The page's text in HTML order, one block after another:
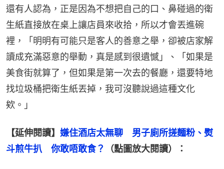
還有人認為，正是因為不想把自己的口、鼻碰過的衛
生紙直接放在桌上讓店員來收拾，所以才會丟進碗
裡，「明明有可能只是客人的善意之舉，卻被店家解
讀成充滿惡意的舉動，真是感到很遺憾」、「如果是
美食街就算了，但如果是第一次去的餐廳，還要特地
找垃圾桶把衛生紙丟掉，我可沒聽說過這種文化
欸。」
【延伸閱讀】 嫌住酒店太無聊　男子廁所搓麵粉、熨
斗煎牛扒　你敢唔敢食？
（點圖放大閱讀）：